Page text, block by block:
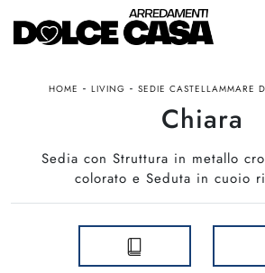
HOME - LIVING - SEDIE CASTELLAMMARE
Chiara
Sedia con Struttura in metallo
colorato e Seduta in cuoio